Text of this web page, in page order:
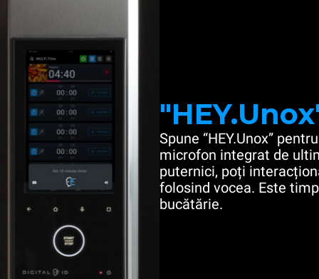
Spune “HEY.Unox”
microfon integrat de
puternici, poți
folosind vocea. Este
bucătărie.